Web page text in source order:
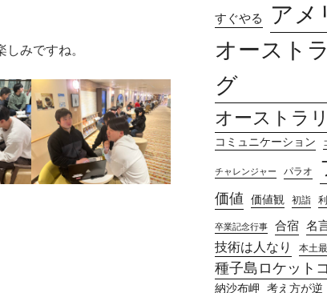
みですね。
すぐやる アメ
オースト
グ
オーストラ
コミュニケーション
チャレンジャー パラオ
価値 価値観 初詣
卒業記念行事 合宿 名
技術は人なり 本土
種子島ロケット
納沙布岬 考え方が逆